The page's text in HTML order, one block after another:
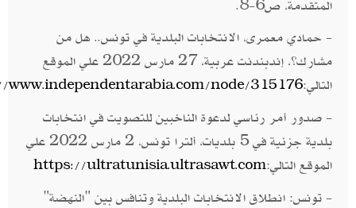
المتقدمة، ص6-8.
- حمادي معمرى، الانتخابات البلدية في تونس.. هل من
مشارك؟، إندبندنت عربية، 27 مارس 2022 علي الموقع
التالي:node/315176
- صدور أمر رئاسي لدعوة الناخبين للتصويت في انتخابات
بلدية جزئية في 5 بلديات، ألترا تونس، 2 مارس 2022 علي
الموقع التالي:https://ultratunisia.ultrasawt.com
- تونس: انطلاق الانتخابات البلدية وتنافس بين "النهضة"